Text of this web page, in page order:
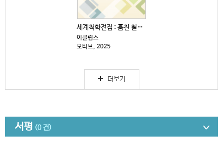
세계척학전집 : 훔친 철학 편
이클립스
모티브, 2025
더보기
서평 (0 건)